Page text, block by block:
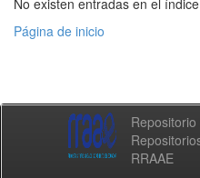
No existen entradas en el
Página de inicio
RRAAE